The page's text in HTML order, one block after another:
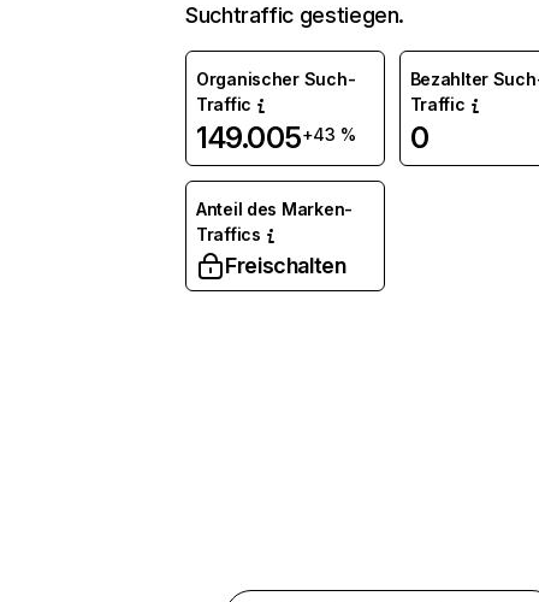
Suchtraffic gestiegen.
Organischer Such-
Traffic
149.005+43 %
Bezahlter
Traffic
0
Anteil des Marken-
Traffics
Freischalten